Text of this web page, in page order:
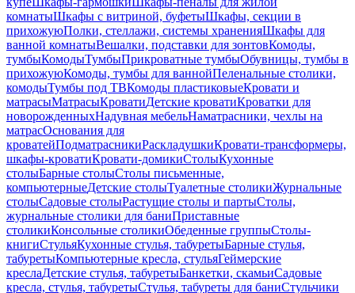
комнатыШкафы с витриной, буфетыШкафы, секции в
прихожуюПолки, стеллажи, системы храненияШкафы для
ванной комнатыВешалки, подставки для зонтовКомоды,
тумбыКомодыТумбыПрикроватные тумбыОбувницы, тумбы в
прихожуюКомоды, тумбы для ваннойПеленальные столики,
комодыТумбы под ТВКомоды пластиковыеКровати и
матрасыМатрасыКроватиДетские кроватиКроватки для
новорожденныхНадувная мебельНаматрасники, чехлы на
матрасОснования для
кроватейПодматрасникиРаскладушкиКровати-трансформеры,
шкафы-кроватиКровати-домикиСтолыКухонные
столыБарные столыСтолы письменные,
компьютерныеДетские столыТуалетные столикиЖурнальные
столыСадовые столыРастущие столы и партыСтолы,
журнальные столики для баниПриставные
столикиКонсольные столикиОбеденные группыСтолы-
книгиСтульяКухонные стулья, табуретыБарные стулья,
табуретыКомпьютерные кресла, стульяГеймерские
креслаДетские стулья, табуретыБанкетки, скамьиСадовые
кресла, стулья, табуретыСтулья, табуреты для баниСтульчики